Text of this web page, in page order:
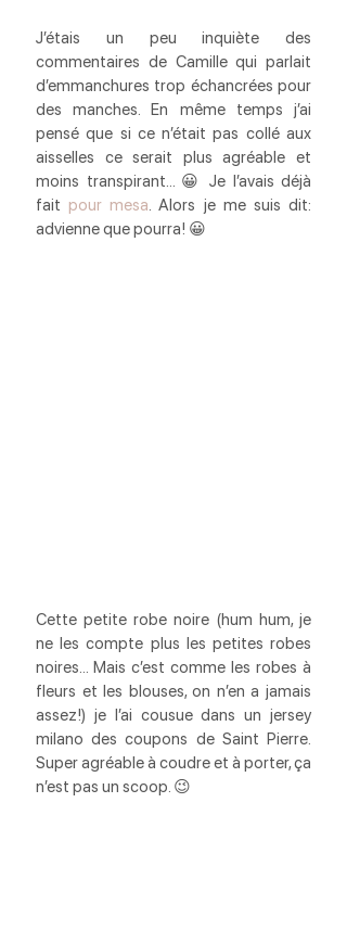
J’étais un peu inquiète des
commentaires de Camille qui parlait
d’emmanchures trop échancrées pour
des manches. En même temps j’ai
pensé que si ce n’était pas collé aux
aisselles ce serait plus agréable et
moins transpirant… 😀 Je l’avais déjà
fait pour mesa. Alors je me suis dit:
advienne que pourra! 😀
Cette petite robe noire (hum hum, je
ne les compte plus les petites robes
noires… Mais c’est comme les robes à
fleurs et les blouses, on n’en a jamais
assez!) je l’ai cousue dans un jersey
milano des coupons de Saint Pierre.
Super agréable à coudre et à porter, ça
n’est pas un scoop. 😉